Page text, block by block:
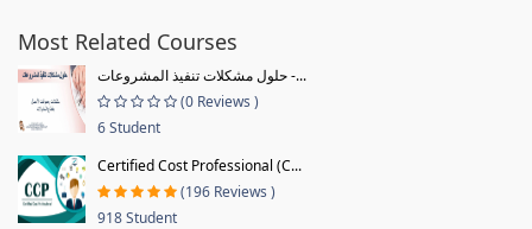
Most Related Courses
حلول مشكلات تنفيذ المشروعات -...
(0 Reviews )
6 Student
Certified Cost Professional (C...
(196 Reviews )
918 Student